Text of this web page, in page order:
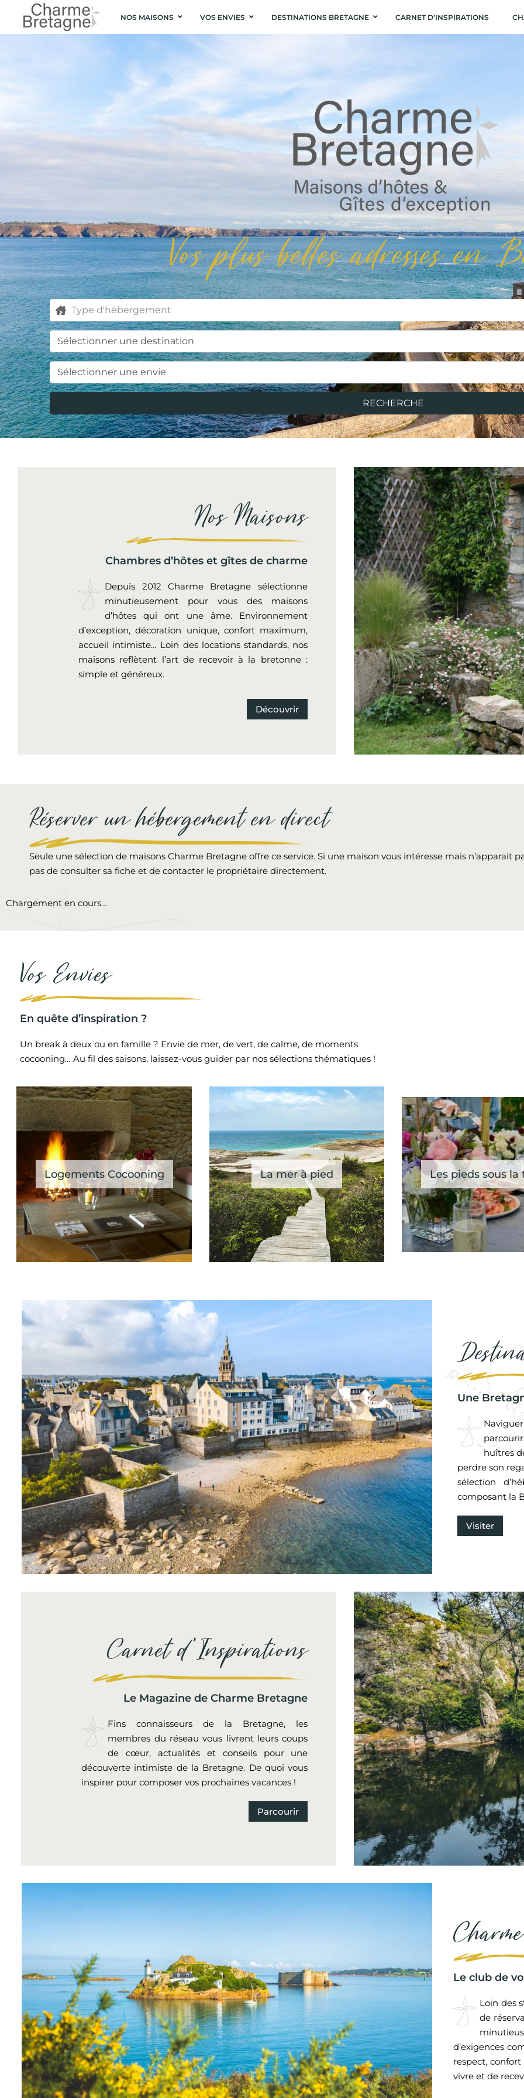
NOS MAISONS VOS ENVIES DESTINATIONS BRETAGNE CARNET D’INSPIRATIONS
Vos plus belles adresses en
RECHERCHE
Nos Maisons
Chambres d’hôtes et gîtes de charme
Depuis 2012 Charme Bretagne sélectionne
minutieusement pour vous des maisons
d’hôtes qui ont une âme. Environnement
d’exception, décoration unique, confort maximum,
accueil intimiste… Loin des locations standards, nos
maisons reflètent l’art de recevoir à la bretonne :
simple et généreux.
Découvrir
Réserver un hébergement en direct
Seule une sélection de maisons Charme Bretagne offre ce service. Si une maison vous intéresse mais n’apparait
pas de consulter sa fiche et de contacter le propriétaire directement.
Chargement en cours…
Vos Envies
En quête d’inspiration ?
Un break à deux ou en famille ? Envie de mer, de vert, de calme, de moments
cocooning… Au fil des saisons, laissez-vous guider par nos sélections thématiques !
Logements Cocooning La mer à pied Les pieds sous la
Une
huîtres
perdre son
sélection
composant la
Visiter
Carnet d'Inspirations
Le Magazine de Charme Bretagne
Fins connaisseurs de la Bretagne, les
membres du réseau vous livrent leurs coups
de cœur, actualités et conseils pour une
découverte intimiste de la Bretagne. De quoi vous
inspirer pour composer vos prochaines vacances !
Parcourir
Le club de
Loin des
de
d’exigences
respect,
vivre et de